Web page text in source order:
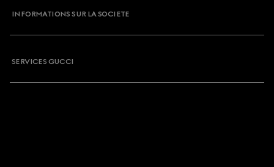
INFORMATIONS SUR LA SOCIETE
SERVICES GUCCI